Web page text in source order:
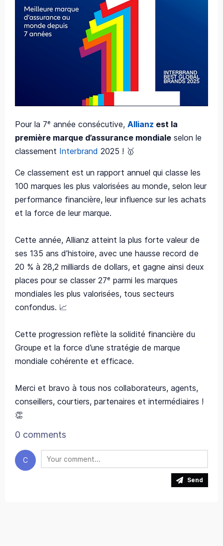
Pour la 7ᵉ année consécutive, Allianz est la
première marque d’assurance mondiale selon le
classement Interbrand 2025 ! 🥇
Ce classement est un rapport annuel qui classe les
100 marques les plus valorisées au monde, selon leur
performance financière, leur influence sur les achats
et la force de leur marque.
Cette année, Allianz atteint la plus forte valeur de
ses 135 ans d’histoire, avec une hausse record de
20 % à 28,2 milliards de dollars, et gagne ainsi deux
places pour se classer 27ᵉ parmi les marques
mondiales les plus valorisées, tous secteurs
confondus. 📈
Cette progression reflète la solidité financière du
Groupe et la force d’une stratégie de marque
mondiale cohérente et efficace.
Merci et bravo à tous nos collaborateurs, agents,
conseillers, courtiers, partenaires et intermédiaires !
👏
0 comments
C
Send